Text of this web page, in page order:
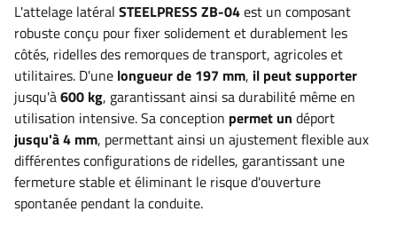
L'attelage latéral STEELPRESS ZB-04est un composant
robuste conçu pour fixer solidement et durablement les
côtés, ridelles des remorques de transport, agricoles et
utilitaires. D'une longueur de 197 mm, il peut supporter
jusqu'à600 kg, garantissant ainsi sa durabilité même en
utilisation intensive. Sa conception permet un déport
jusqu'à 4 mm, permettant ainsi un ajustement flexible aux
différentes configurations de ridelles, garantissant une
fermeture stable et éliminant le risque d'ouverture
spontanée pendant la conduite.